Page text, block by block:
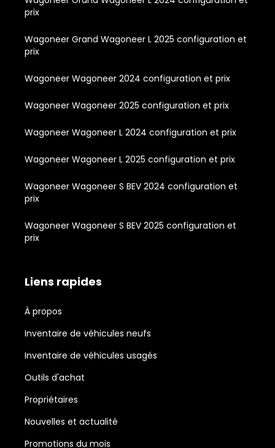
prix
Wagoneer Grand Wagoneer L 2025 configuration et
prix
Wagoneer Wagoneer 2024 configuration et prix
Wagoneer Wagoneer 2025 configuration et prix
Wagoneer Wagoneer L 2024 configuration et prix
Wagoneer Wagoneer L 2025 configuration et prix
Wagoneer Wagoneer S BEV 2024 configuration et
prix
Wagoneer Wagoneer S BEV 2025 configuration et
prix
Liens rapides
À propos
Inventaire de véhicules neufs
Inventaire de véhicules usagés
Outils d'achat
Propriétaires
Nouvelles et actualité
Promotions du mois